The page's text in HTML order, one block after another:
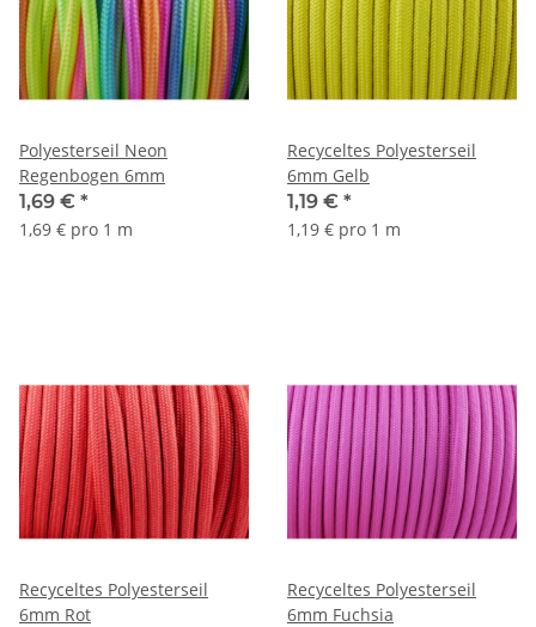
Polyesterseil Neon
Regenbogen 6mm
1,69 € *
1,69 € pro 1 m
Recyceltes Polyesterseil
6mm Gelb
1,19 € *
1,19 € pro 1 m
Recyceltes Polyesterseil
6mm Rot
Recyceltes Polyesterseil
6mm Fuchsia